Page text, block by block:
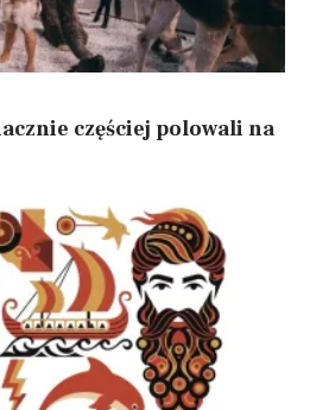
częściej polowali na